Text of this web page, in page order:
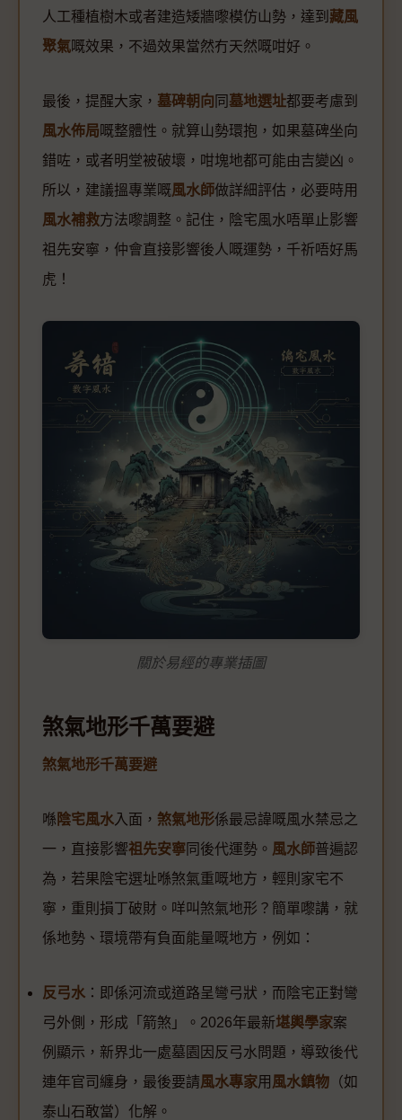
人工種植樹木或者建造矮牆嚟模仿山勢，達到 藏風
聚氣嘅效果，不過效果當然冇天然嘅咁好。
最後，提醒大家， 墓碑朝向 同 墓地選址都要考慮到
風水佈局嘅整體性。就算山勢環抱，如果墓碑坐向
錯咗，或者明堂被破壞，咁塊地都可能由吉變凶。
所以，建議搵專業嘅風水師做詳細評估，必要時用
風水補救方法嚟調整。記住，陰宅風水唔單止影響
祖先安寧，仲會直接影響後人嘅運勢，千祈唔好馬
虎！
關於易經的專業插圖
煞氣地形千萬要避
煞氣地形千萬要避
喺 陰宅風水入面， 煞氣地形係最忌諱嘅風水禁忌之
一，直接影響祖先安寧 同後代運勢。 風水師普遍認
為，若果陰宅選址喺煞氣重嘅地方，輕則家宅不
寧，重則損丁破財。咩叫煞氣地形？簡單嚟講，就
係地勢、環境帶有負面能量嘅地方，例如：
反弓水 ：即係河流或道路呈彎弓狀，而陰宅正對彎
弓外側，形成「箭煞」。2026年最新堪輿學家案
例顯示，新界北一處墓園因反弓水問題，導致後代
連年官司纏身，最後要請風水專家用 風水鎮物 （如
泰山石敢當）化解。